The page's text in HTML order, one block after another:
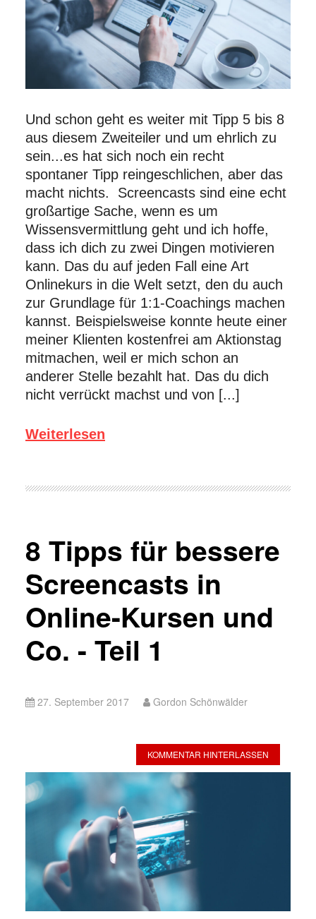
Und schon geht es weiter mit Tipp 5 bis 8
aus diesem Zweiteiler und um ehrlich zu
sein...es hat sich noch ein recht
spontaner Tipp reingeschlichen, aber das
macht nichts. Screencasts sind eine echt
großartige Sache, wenn es um
Wissensvermittlung geht und ich hoffe,
dass ich dich zu zwei Dingen motivieren
kann. Das du auf jeden Fall eine Art
Onlinekurs in die Welt setzt, den du auch
zur Grundlage für 1:1-Coachings machen
kannst. Beispielsweise konnte heute einer
meiner Klienten kostenfrei am Aktionstag
mitmachen, weil er mich schon an
anderer Stelle bezahlt hat. Das du dich
nicht verrückt machst und von [...]
Weiterlesen
8 Tipps für bessere
Screencasts in
Online-Kursen und
Co. - Teil 1
27. September 2017 Gordon Schönwälder
KOMMENTAR HINTERLASSEN